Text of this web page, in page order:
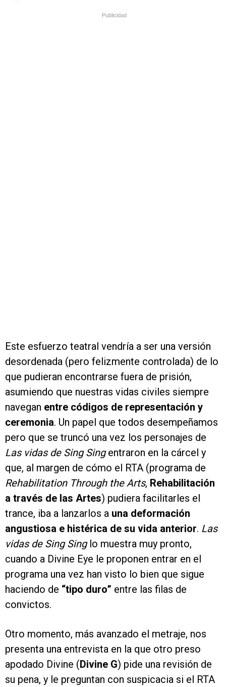
Publicidad
Este esfuerzo teatral vendría a ser una versión
desordenada (pero felizmente controlada) de lo
que pudieran encontrarse fuera de prisión,
asumiendo que nuestras vidas civiles siempre
navegan entre códigos de representación y
ceremonia. Un papel que todos desempeñamos
pero que se truncó una vez los personajes de
Las vidas de Sing Singentraron en la cárcel y
que, al margen de cómo el RTA (programa de
Rehabilitation Through the Arts, Rehabilitación
a través de las Artes) pudiera facilitarles el
trance, iba a lanzarlos a una deformación
angustiosa e histérica de su vida anterior. Las
vidas de Sing Singlo muestra muy pronto,
cuando a Divine Eye le proponen entrar en el
programa una vez han visto lo bien que sigue
haciendo de “tipo duro” entre las filas de
convictos.
Otro momento, más avanzado el metraje, nos
presenta una entrevista en la que otro preso
apodado Divine (Divine G) pide una revisión de
su pena, y le preguntan con suspicacia si el RTA